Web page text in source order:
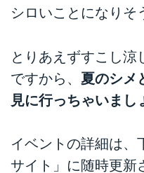
シロいことになりそ
とりあえずすこし涼
ですから、 夏のシメ
見に行っちゃいまし
イベントの詳細は、
サイト」に随時更新